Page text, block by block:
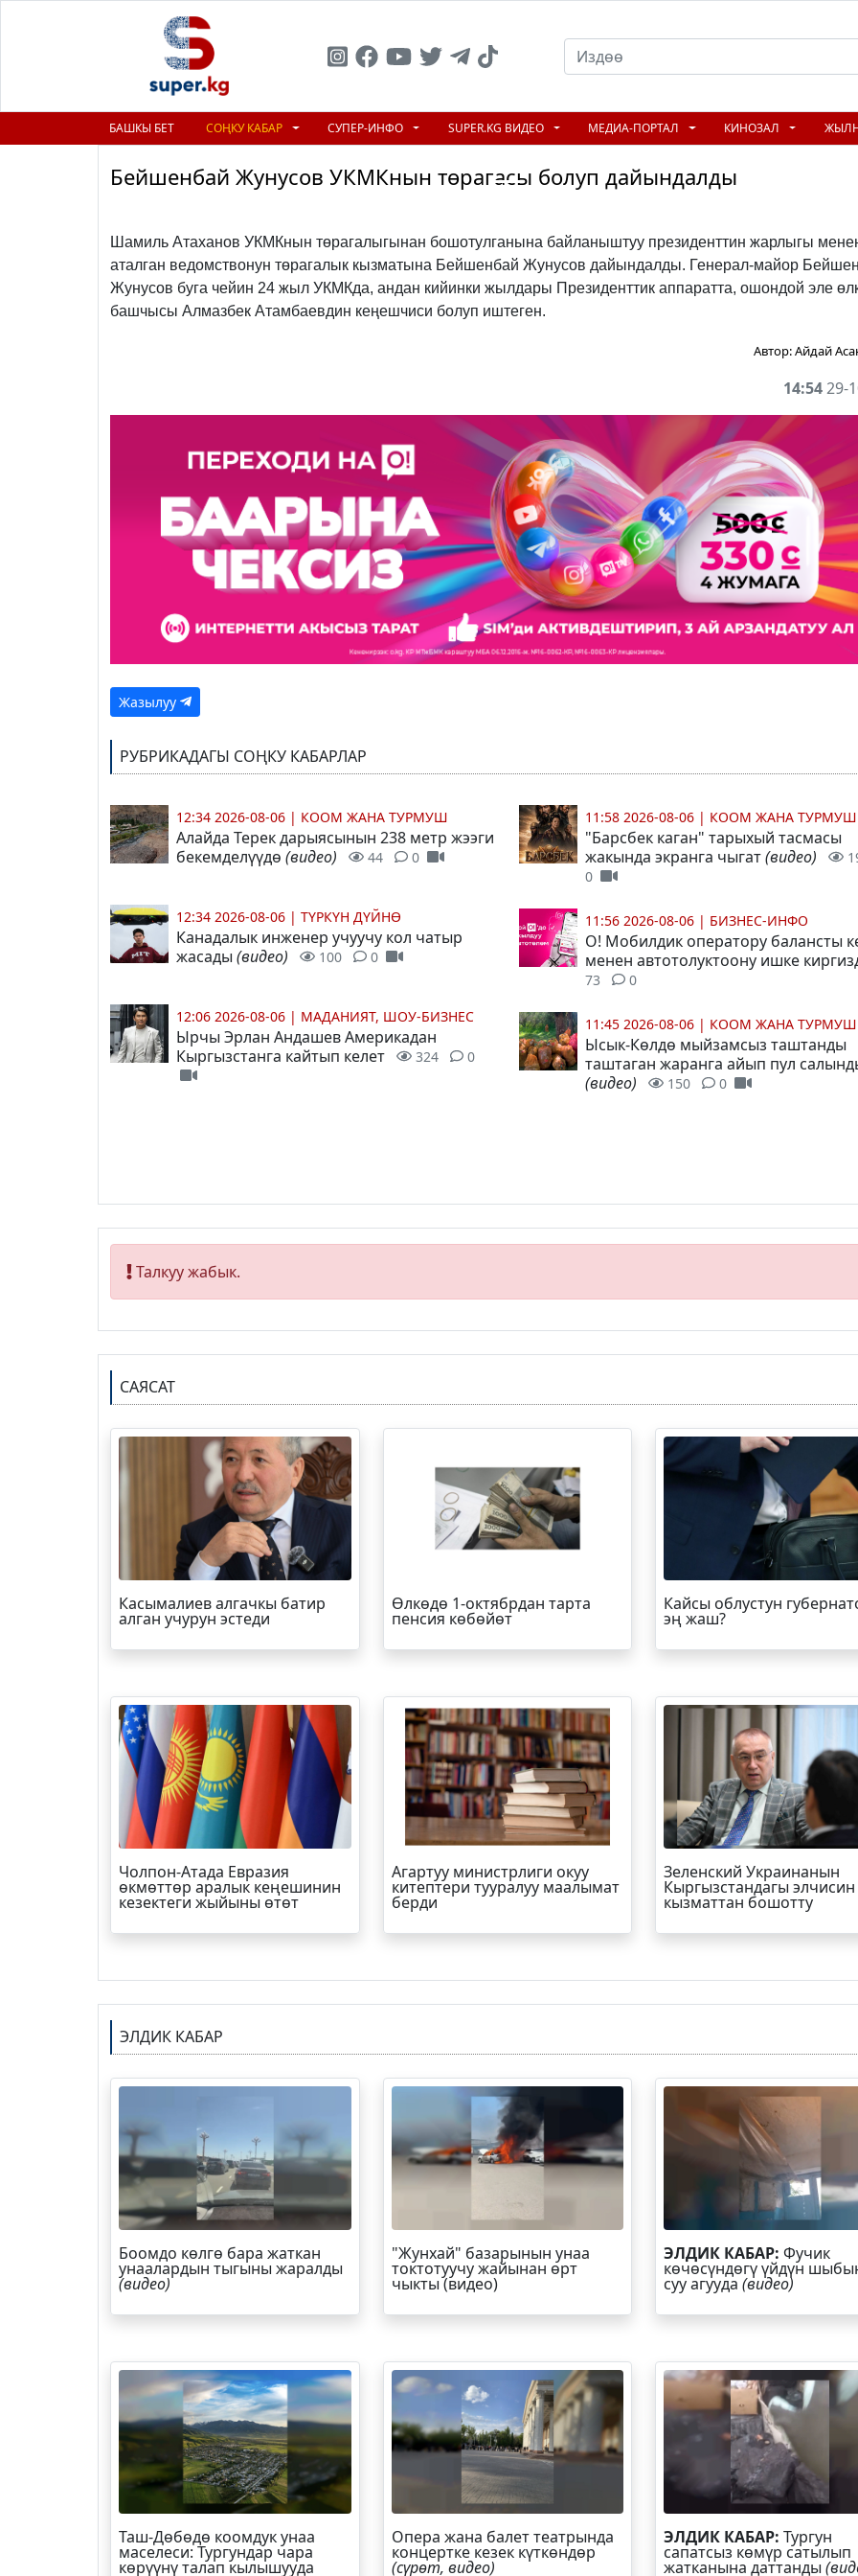
БАШКЫ БЕТ СОҢКУ КАБАР СУПЕР-ИНФО SUPER.KG ВИДЕО МЕДИА-ПОРТАЛ КИНОЗАЛ
Бейшенбай Жунусов УКМКнын төрагасы болуп дайындалды
Шамиль Атаханов УКМКнын төрагалыгынан бошотулганына байланыштуу президенттин жарлыгы
аталган ведомствонун төрагалык кызматына Бейшенбай Жунусов дайындалды. Генерал-майор
Жунусов буга чейин 24 жыл УКМКда, андан кийинки жылдары Президенттик аппаратта, ошондой эле
башчысы Алмазбек Атамбаевдин кеңешчиси болуп иштеген.
Автор:Айдай
14:5429-
Жазылуу
РУБРИКАДАГЫ СОҢКУ КАБАРЛАР
12:34 2026-08-06 | КООМ ЖАНА ТУРМУШ
Алайда Терек дарыясынын 238 метр жээги
бекемделүүдө(видео) 44 0
12:34 2026-08-06 | ТҮРКҮН ДҮЙНӨ
Канадалык инженер учуучу кол чатыр
жасады(видео) 100 0
12:06 2026-08-06 | МАДАНИЯТ, ШОУ-БИЗНЕС
Ырчы Эрлан Андашев Америкадан
Кыргызстанга кайтып келет
324 0
11:58 2026-08-06 | КООМ ЖАНА ТУРМУШ
"Барсбек каган" тарыхый тасмасы
жакында экранга чыгат(видео)
0
11:56 2026-08-06 | БИЗНЕС-ИНФО
О! Мобилдик оператору балансты
менен автотолуктоону ишке
73 0
11:45 2026-08-06 | КООМ ЖАНА ТУРМУШ
Ысык-Көлдө мыйзамсыз таштанды
таштаган жаранга айып пул
(видео)
150 0
Талкуу жабык.
САЯСАТ
Касымалиев алгачкы батир
алган учурун эстеди
Өлкөдө 1-октябрдан тарта
пенсия көбөйөт
Кайсы облустун
эң жаш?
Чолпон-Атада Евразия
өкмөттөр аралык кеңешинин
кезектеги жыйыны өтөт
Агартуу министрлиги окуу
китептери тууралуу маалымат
берди
Зеленский Украинанын
Кыргызстандагы элчисин
кызматтан бошотту
ЭЛДИК КАБАР
Боомдо көлгө бара жаткан
унаалардын тыгыны жаралды
(видео)
"Жунхай" базарынын унаа
токтотуучу жайынан өрт
чыкты (видео)
ЭЛДИК КАБАР: Фучик
көчөсүндөгү үйдүн
суу агууда (видео)
Таш-Дөбөдө коомдук унаа
маселеси: Тургундар чара
көрүүнү талап кылышууда
Опера жана балет театрында
концертке кезек күткөндөр
(сүрөт, видео)
ЭЛДИК КАБАР: Тургун
сапатсыз көмүр сатылып
жатканына даттанды